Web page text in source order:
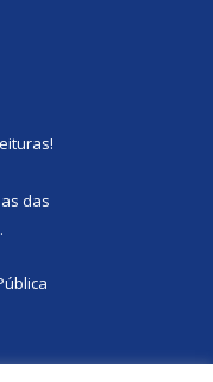
!
das